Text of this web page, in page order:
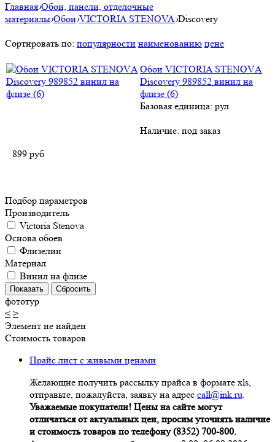
Главная›Обои, панели, отделочные
материалы›Обои›VICTORIA STENOVA›Discovery
Сортировать по: популярности наименованию цене
Обои VICTORIA STENOVА
Discovery 989852 винил на
флизе (6)
Базовая единица: рул
Наличие: под заказ
899 руб
Подбор параметров
Производитель
Victoria Stenova
Основа обоев
Флизелин
Материал
Винил на флизе
фототур
< >
Элемент не найден
Стоимость товаров
Прайс лист с живыми ценами
Желающие получить рассылку прайса в формате xls,
отправьте, пожалуйста, заявку на адрес call@ink.ru.
Уважаемые покупатели! Цены на сайте могут
отличаться от актуальных цен, просим уточнять наличие
и стоимость товаров по телефону (8352) 700-800.